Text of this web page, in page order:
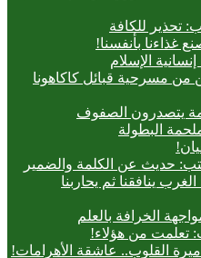
تحذير للكافة
غذاءنا بأنفسنا!
الإسلام
من مسرحية قبائل كاكاهونا
يتصدرون الصفوف
البطولة
حديث عن الكلمة والضمير
ينافقنا ثم يحاربنا
الخرافة بالعلم
تعلمت من هؤلاء!
القلوب.. عاشقة الأهرامات!